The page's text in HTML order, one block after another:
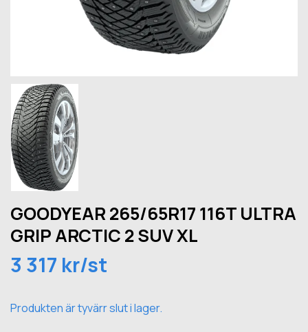
GOODYEAR 265/65R17 116T ULTRA
GRIP ARCTIC 2 SUV XL
3 317 kr/st
Produkten är tyvärr slut i lager.